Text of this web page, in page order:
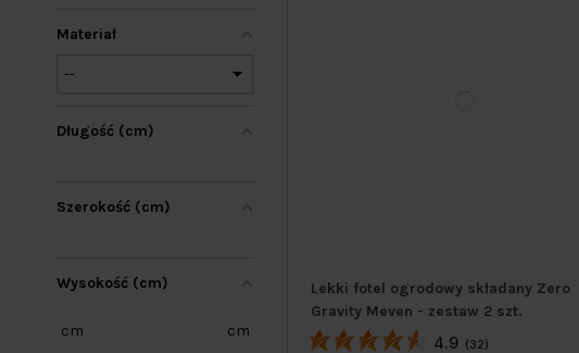
Lekki fotel ogrodowy składany Zero
Gravity Meven - zestaw 2 szt.
4.9 (32)
Materiał
Długość (cm)
Szerokość (cm)
Wysokość (cm)
cm cm